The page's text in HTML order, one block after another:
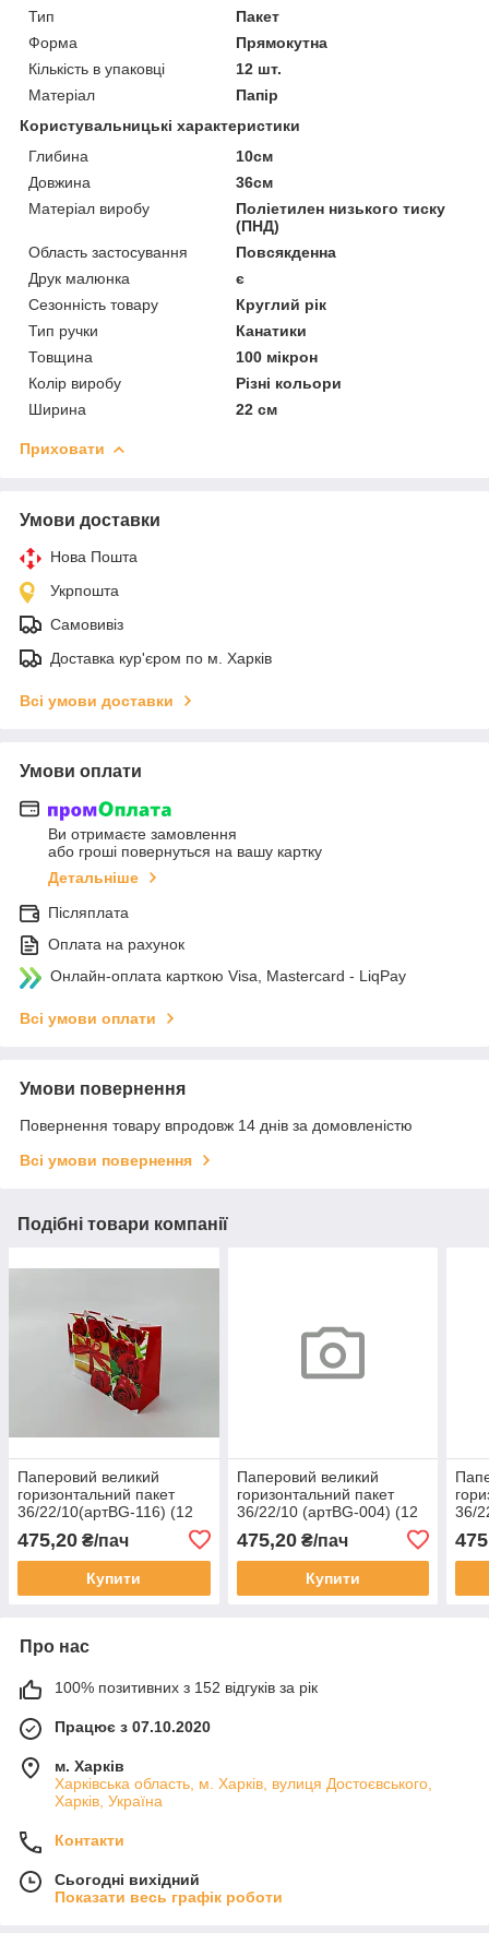
Тип
Пакет
Форма
Прямокутна
Кількість в упаковці
12 шт.
Матеріал
Папір
Користувальницькі характеристики
Глибина
10см
Довжина
36см
Матеріал виробу
Поліетилен низького тиску
(ПНД)
Область застосування
Повсякденна
Друк малюнка
є
Сезонність товару
Круглий рік
Тип ручки
Канатики
Товщина
100 мікрон
Колір виробу
Різні кольори
Ширина
22 см
Приховати
Умови доставки
Нова Пошта
Укрпошта
Самовивіз
Доставка кур'єром по м. Харків
Всі умови доставки
Умови оплати
Ви отримаєте замовлення
або гроші повернуться на вашу картку
Детальніше
Післяплата
Оплата на рахунок
Онлайн-оплата карткою Visa, Mastercard - LiqPay
Всі умови оплати
Умови повернення
Повернення товару впродовж 14 днів за домовленістю
Всі умови повернення
Подібні товари компанії
Паперовий великий
горизонтальний пакет
36/22/10(артBG-116) (12
475,20 ₴/пач
Купити
Паперовий великий
горизонтальний пакет
36/22/10 (артBG-004) (12
475,20₴/пач
Купити
36/
Про нас
100% позитивних з 152 відгуків за рік
Працює з 07.10.2020
м. Харків
Харківська область, м. Харків, вулиця Достоєвського,
Харків, Україна
Контакти
Сьогодні вихідний
Показати весь графік роботи